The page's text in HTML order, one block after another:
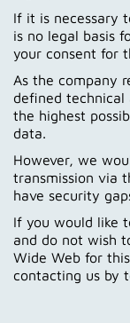
If it is necessary
is no legal basis
your consent for
As the company
defined technical
the highest
data.
However, we
transmission via
have security
If you would like
and do not wish
Wide Web for
contacting us by